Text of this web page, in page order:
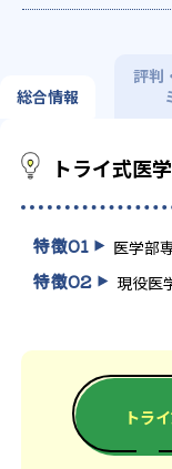
能 季節
総合情報
評判
トライ式医
特徴01 医学部
特徴02 現役医
トラ